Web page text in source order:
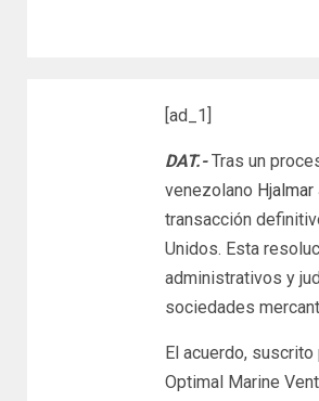
[ad_1]
DAT.-Tras un
venezolano
transacción
Unidos. Esta
administrativos y
sociedades
El acuerdo,
Optimal Marine